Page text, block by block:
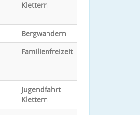
Klettern
Bergwandern
Familienfreizeit
Jugendfahrt
Klettern